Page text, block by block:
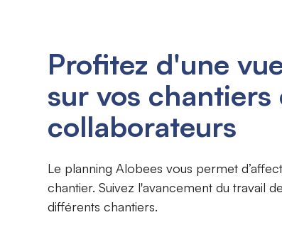
Profitez d'une
sur vos chantiers
collaborateurs
Le planning Alobees vous permet
chantier. Suivez l'avancement du travail
différents chantiers.